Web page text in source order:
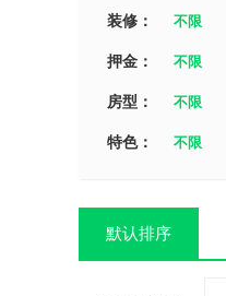
装修： 不限
押金： 不限
房型： 不限
特色： 不限
默认排序